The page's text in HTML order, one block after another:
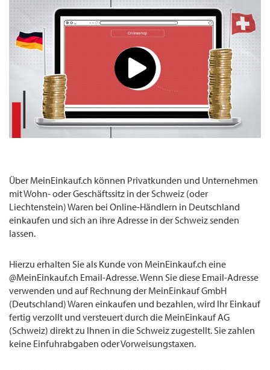
Über MeinEinkauf.ch können Privatkunden und Unternehmen
mit Wohn- oder Geschäftssitz in der Schweiz (oder
Liechtenstein) Waren bei Online-Händlern in Deutschland
einkaufen und sich an ihre Adresse in der Schweiz senden
lassen.
Hierzu erhalten Sie als Kunde von MeinEinkauf.ch eine
@MeinEinkauf.ch Email-Adresse. Wenn Sie diese Email-Adresse
verwenden und auf Rechnung der MeinEinkauf GmbH
(Deutschland) Waren einkaufen und bezahlen, wird Ihr Einkauf
fertig verzollt und versteuert durch die MeinEinkauf AG
(Schweiz) direkt zu Ihnen in die Schweiz zugestellt. Sie zahlen
keine Einfuhrabgaben oder Vorweisungstaxen.